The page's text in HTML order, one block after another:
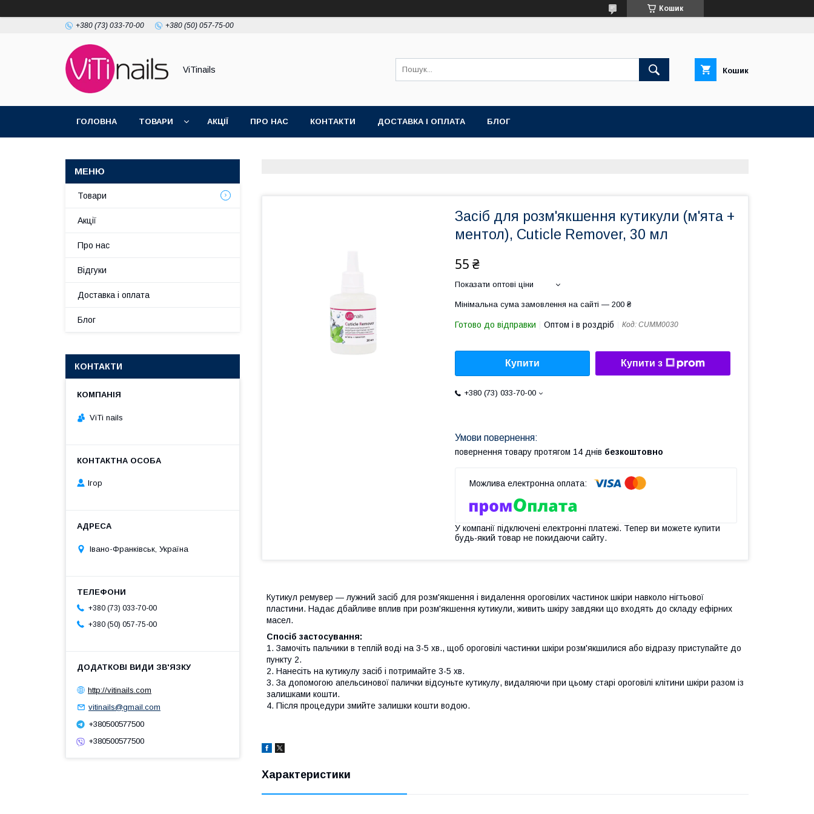
Кошик
+380 (73) 033-70-00 +380 (50) 057-75-00
ViTinails Кошик
ГОЛОВНА ТОВАРИ АКЦІЇ ПРО НАС КОНТАКТИ ДОСТАВКА І ОПЛАТА БЛОГ
Засіб для розм'якшення кутикули (м'ята +
ментол), Cuticle Remover, 30 мл
55 ₴
Показати оптові ціни
Мінімальна сума замовлення на сайті — 200 ₴
Готово до відправки Оптом і в роздріб Код: CUMM0030
Купити Купити з
+380 (73) 033-70-00
повернення товару протягом 14 днів безкоштовно
У компанії підключені електронні платежі. Тепер ви можете купити
будь-який товар не покидаючи сайту.
Кутикул ремувер ― лужний засіб для розм'якшення і видалення ороговілих частинок шкіри навколо нігтьової
пластини. Надає дбайливе вплив при розм'якшення кутикули, живить шкіру завдяки що входять до складу ефірних
масел.
Спосіб застосування:
1. Замочіть пальчики в теплій воді на 3-5 хв., щоб ороговілі частинки шкіри розм'якшилися або відразу приступайте до
пункту 2.
2. Нанесіть на кутикулу засіб і потримайте 3-5 хв.
3. За допомогою апельсинової палички відсуньте кутикулу, видаляючи при цьому старі ороговілі клітини шкіри разом із
залишками кошти.
4. Після процедури змийте залишки кошти водою.
Характеристики
Товари
Акції
Про нас
Відгуки
Доставка і оплата
Блог
КОНТАКТИ
ViTi nails
Ігор
Івано-Франківськ, Україна
+380 (73) 033-70-00
+380 (50) 057-75-00
http://vitinails.com
vitinails@gmail.com
+380500577500
+380500577500